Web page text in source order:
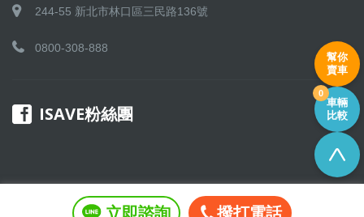
立即諮詢 撥打電話
244-55 新北市林口區三民路136號
0800-308-888
ISAVE粉絲團
幫你
賣車
車輛
比較
0